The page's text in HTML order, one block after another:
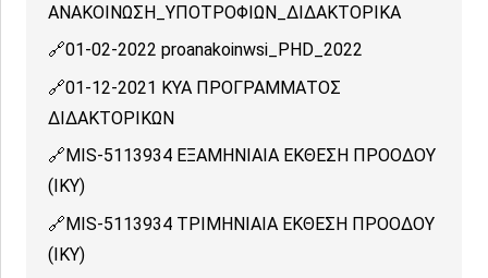
ΑΝΑΚΟΙΝΩΣΗ_ΥΠΟΤΡΟΦΙΩΝ_ΔΙΔΑΚΤΟΡΙΚΑ
01-02-2022 proanakoinwsi_PHD_2022
01-12-2021 ΚΥΑ ΠΡΟΓΡΑΜΜΑΤΟΣ
ΔΙΔΑΚΤΟΡΙΚΩΝ
MIS-5113934 ΕΞΑΜΗΝΙΑΙΑ ΕΚΘΕΣΗ ΠΡΟΟΔΟΥ
(ΙΚΥ)
MIS-5113934 ΤΡΙΜΗΝΙΑΙΑ ΕΚΘΕΣΗ ΠΡΟΟΔΟΥ
(ΙΚΥ)